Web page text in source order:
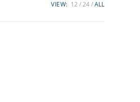
VIEW: 12 24 ALL